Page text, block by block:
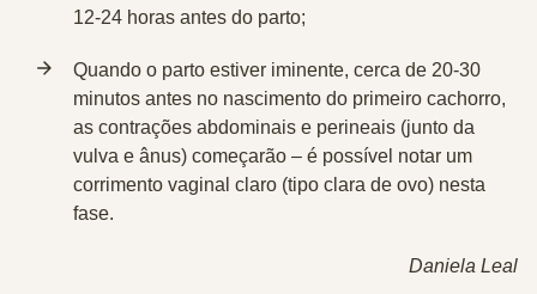
12-24 horas antes do parto;
Quando o parto estiver iminente, cerca de 20-30
minutos antes no nascimento do primeiro cachorro,
as contrações abdominais e perineais (junto da
vulva e ânus) começarão – é possível notar um
corrimento vaginal claro (tipo clara de ovo) nesta
fase.
Daniela Leal